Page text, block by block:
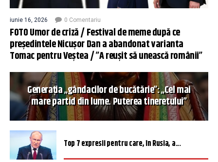
iunie 16, 2026 0 Comentariu
FOTO Umor de criză / Festival de meme după ce
președintele Nicușor Dan a abandonat varianta
Tomac pentru Veștea / ”A reușit să unească românii”
Generația „gândacilor de bucătărie”: „Cel mai
mare partid din lume. Puterea tineretului”
Top 7 expresii pentru care, în Rusia, a...